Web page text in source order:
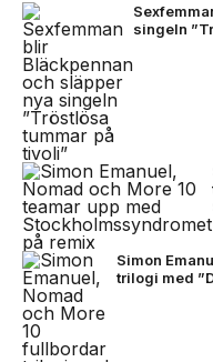
singeln
Simon
trilogi med